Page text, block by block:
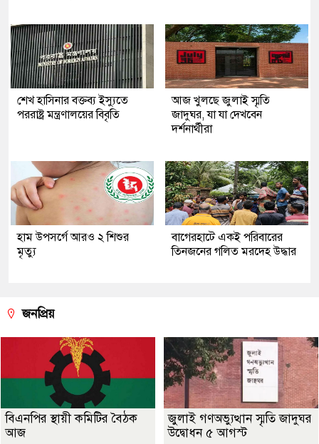
শেখ হাসিনার বক্তব্য ইস্যুতে
পররাষ্ট্র মন্ত্রণালয়ের বিবৃতি
আজ খুলছে জুলাই স্মৃতি
জাদুঘর, যা যা দেখবেন
দর্শনার্থীরা
হাম উপসর্গে আরও ২ শিশুর
মৃত্যু
‎বাগেরহাটে একই পরিবারের
তিনজনের গলিত মরদেহ উদ্ধার
জনপ্রিয়
বিএনপির স্থায়ী কমিটির বৈঠক
আজ
জুলাই গণঅভ্যুত্থান স্মৃতি জাদুঘর
উদ্বোধন ৫ আগস্ট